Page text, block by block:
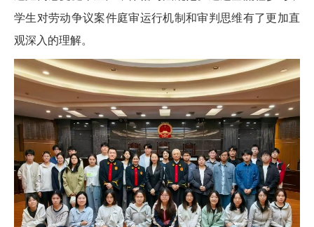
学生对劳动争议案件庭审运行机制和审判思维有了更加直
观深入的理解。